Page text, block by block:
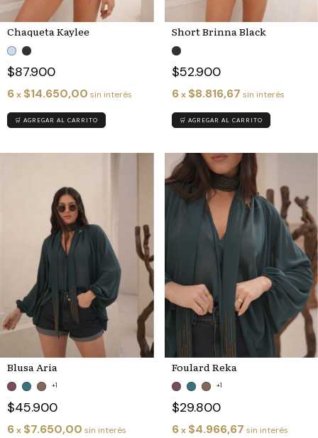
Chaqueta Kaylee
$87.900
6x $14.650,00 sin interés
🛒 AGREGAR AL CARRITO
Short Brinna Black
$52.900
6 x $8.816,67 sin interés
🛒 AGREGAR AL CARRITO
Blusa Aria
+1
$45.900
6x $7.650,00 sin interés
Foulard Reka
+1
$29.800
6 x $4.966,67 sin interés